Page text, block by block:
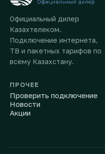
Официальный дилер
Казахтелеком.
Подключение интернета,
ТВ и пакетных тарифов по
всему Казахстану.
ПРОЧЕЕ
Проверить подключение
Новости
Акции